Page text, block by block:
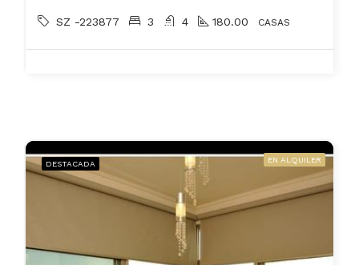
SZ -223877 3 4 180.00 CASAS
DESTACADA EN ALQUILER